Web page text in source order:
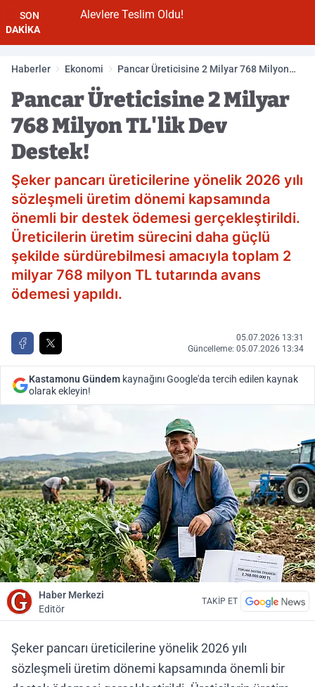
SON
DAKİKA
Alevlere Teslim Oldu!
Haberler Ekonomi
Pancar Üreticisine 2 Milyar 768 Milyon
Pancar Üreticisine 2 Milyar
768 Milyon TL'lik Dev
Destek!
Şeker pancarı üreticilerine yönelik 2026 yılı
sözleşmeli üretim dönemi kapsamında
önemli bir destek ödemesi gerçekleştirildi.
Üreticilerin üretim sürecini daha güçlü
şekilde sürdürebilmesi amacıyla toplam 2
milyar 768 milyon TL tutarında avans
ödemesi yapıldı.
05.07.2026 13:31
Güncelleme: 05.07.2026 13:34
Kastamonu Gündem kaynağını Google'da tercih edilen kaynak
olarak ekleyin!
Haber Merkezi
Editör
TAKİP ET
Şeker pancarı üreticilerine yönelik 2026 yılı
sözleşmeli üretim dönemi kapsamında önemli bir